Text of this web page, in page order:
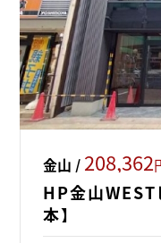
金山 / 208,362
HP金山
本】